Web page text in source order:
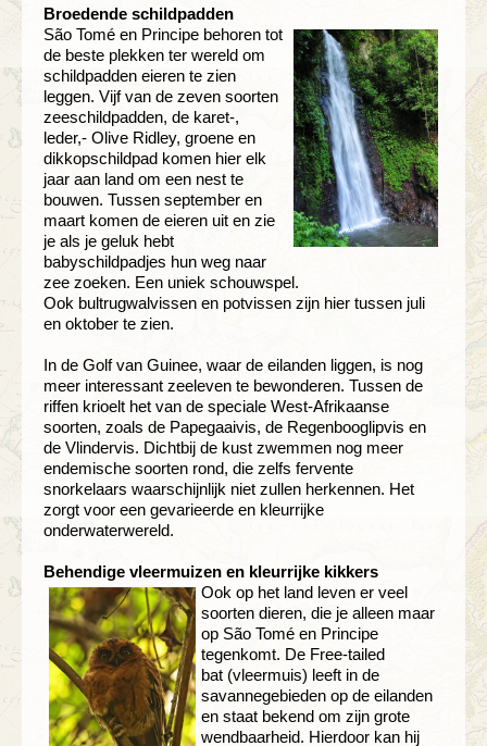
Broedende schildpadden
São Tomé en Principe behoren tot
de beste plekken ter wereld om
schildpadden eieren te zien
leggen. Vijf van de zeven soorten
zeeschildpadden, de karet-,
leder,- Olive Ridley, groene en
dikkopschildpad komen hier elk
jaar aan land om een nest te
bouwen. Tussen september en
maart komen de eieren uit en zie
je als je geluk hebt
babyschildpadjes hun weg naar
zee zoeken. Een uniek schouwspel.
Ook bultrugwalvissen en potvissen zijn hier tussen juli
en oktober te zien.
In de Golf van Guinee, waar de eilanden liggen, is nog
meer interessant zeeleven te bewonderen. Tussen de
riffen krioelt het van de speciale West-Afrikaanse
soorten, zoals de Papegaaivis, de Regenbooglipvis en
de Vlindervis. Dichtbij de kust zwemmen nog meer
endemische soorten rond, die zelfs fervente
snorkelaars waarschijnlijk niet zullen herkennen. Het
zorgt voor een gevarieerde en kleurrijke
onderwaterwereld.
Behendige vleermuizen en kleurrijke kikkers
Ook op het land leven er veel
soorten dieren, die je alleen maar
op São Tomé en Principe
tegenkomt. De Free-tailed
bat (vleermuis) leeft in de
savannegebieden op de eilanden
en staat bekend om zijn grote
wendbaarheid. Hierdoor kan hij